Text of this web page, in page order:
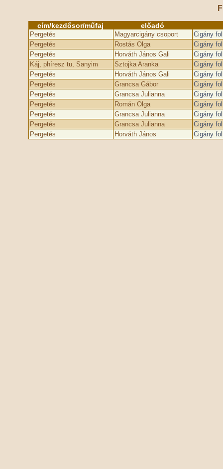
cím/kezdősor/műfaj előadó
Pergetés Magyarcigány csoport
Cigány
Pergetés
Rostás Olga
Cigány
Pergetés
Horváth János Gali
Cigány
Káj, phíresz tu, Sanyim
Sztojka Aranka
Cigány
Pergetés
Horváth János Gali
Cigány
Pergetés
Grancsa Gábor
Cigány
Pergetés
Grancsa Julianna
Cigány
Pergetés
Román Olga
Cigány
Pergetés
Grancsa Julianna
Cigány
Pergetés
Grancsa Julianna
Cigány
Pergetés
Horváth János Cigány